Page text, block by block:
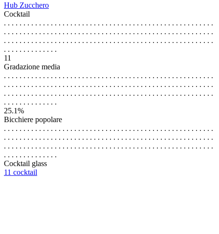
Hub Zucchero
Cocktail
. . . . . . . . . . . . . . . . . . . . . . . . . . . . . . . . . . . . . . . . . . . . . . . . . . . . . .
. . . . . . . . . . . . . . . . . . . . . . . . . . . . . . . . . . . . . . . . . . . . . . . . . . . . . .
. . . . . . . . . . . . . . . . . . . . . . . . . . . . . . . . . . . . . . . . . . . . . . . . . . . . . .
. . . . . . . . . . . . . .
11
Gradazione media
. . . . . . . . . . . . . . . . . . . . . . . . . . . . . . . . . . . . . . . . . . . . . . . . . . . . . .
. . . . . . . . . . . . . . . . . . . . . . . . . . . . . . . . . . . . . . . . . . . . . . . . . . . . . .
. . . . . . . . . . . . . . . . . . . . . . . . . . . . . . . . . . . . . . . . . . . . . . . . . . . . . .
. . . . . . . . . . . . . .
25.1%
Bicchiere popolare
. . . . . . . . . . . . . . . . . . . . . . . . . . . . . . . . . . . . . . . . . . . . . . . . . . . . . .
. . . . . . . . . . . . . . . . . . . . . . . . . . . . . . . . . . . . . . . . . . . . . . . . . . . . . .
. . . . . . . . . . . . . . . . . . . . . . . . . . . . . . . . . . . . . . . . . . . . . . . . . . . . . .
. . . . . . . . . . . . . .
Cocktail glass
11 cocktail